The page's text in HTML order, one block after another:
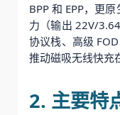
BPP 和 EPP，更
力（输出 22V/
协议栈、高级
推动磁吸无线快充
2. 主要特